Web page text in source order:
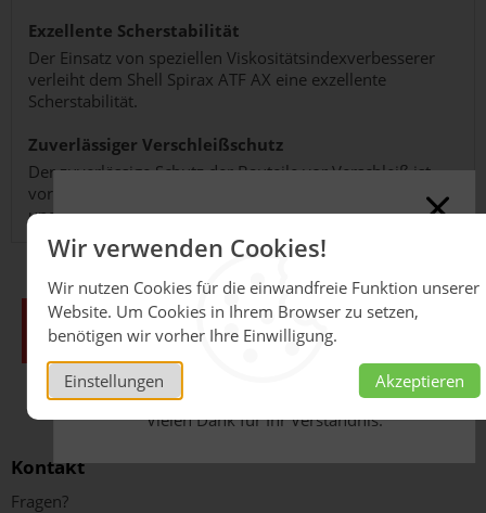
Wir verwenden Cookies!
Wir nutzen Cookies für die einwandfreie Funktion unserer
Website. Um Cookies in Ihrem Browser zu setzen,
benötigen wir vorher Ihre Einwilligung.
Einstellungen Akzeptieren
Online-Shop derzeit
geschlossen
Aufgrund massiver
Lieferkettenunterbrechungen sind aktuell keine
Verkäufe über unseren Online-Shop möglich.
Bitte wenden Sie sich an unseren Innendienst
unter
schmierstoffe@herm.net .
Vielen Dank für Ihr Verständnis.
Exzellente Scherstabilität
Der Einsatz von speziellen Viskositätsindexverbesserer
verleiht dem Shell Spirax ATF AX eine exzellente
Scherstabilität.
Zuverlässiger Verschleißschutz
Der zuverlässige Schutz der Bauteile vor Verschleiß ist
vor allem für den gleichmäßigen Betrieb von Getrieben
und hydraulischen Pumpen wichtig.
Kontakt
Fragen?